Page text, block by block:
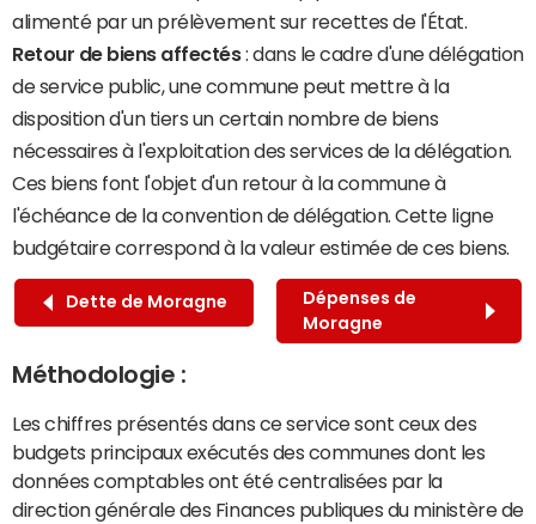
alimenté par un prélèvement sur recettes de l'État.
Retour de biens affectés: dans le cadre d'une délégation
de service public, une commune peut mettre à la
disposition d'un tiers un certain nombre de biens
nécessaires à l'exploitation des services de la délégation.
Ces biens font l'objet d'un retour à la commune à
l'échéance de la convention de délégation. Cette ligne
budgétaire correspond à la valeur estimée de ces biens.
Dette de Moragne
Dépenses de
Moragne
Méthodologie :
Les chiffres présentés dans ce service sont ceux des
budgets principaux exécutés des communes dont les
données comptables ont été centralisées par la
direction générale des Finances publiques du ministère de